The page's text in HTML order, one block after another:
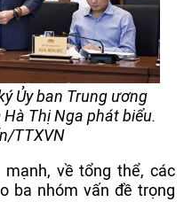
Ủy ban Trung ương
Thị Nga phát biểu.
TTXVN
mạnh, về tổng thể, các
ba nhóm vấn đề trọng